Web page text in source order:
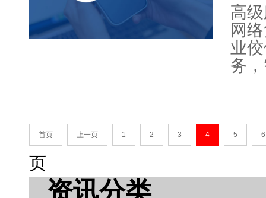
高
网
业
务
首页 上一页 1 2 3 4 5 6
页
资讯分类